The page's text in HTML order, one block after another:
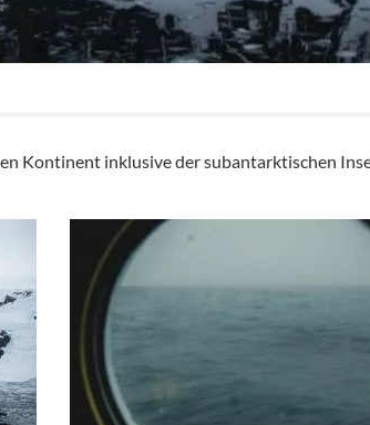
Kontinent inklusive der subantarktischen